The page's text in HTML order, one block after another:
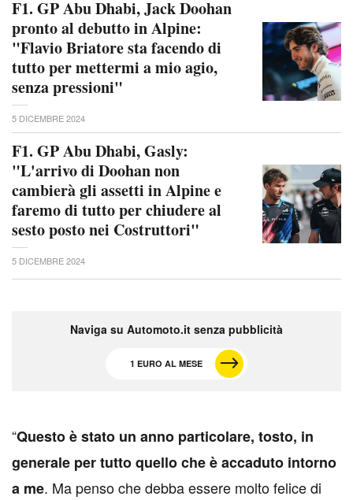
F1. GP Abu Dhabi, Jack Doohan
pronto al debutto in Alpine:
"Flavio Briatore sta facendo di
tutto per mettermi a mio agio,
senza pressioni"
5 DICEMBRE 2024
F1. GP Abu Dhabi, Gasly:
"L'arrivo di Doohan non
cambierà gli assetti in Alpine e
faremo di tutto per chiudere al
sesto posto nei Costruttori"
5 DICEMBRE 2024
Naviga su Automoto.it senza pubblicità
1 EURO AL MESE
“Questo è stato un anno particolare, tosto, in
generale per tutto quello che è accaduto intorno
a me. Ma penso che debba essere molto felice di